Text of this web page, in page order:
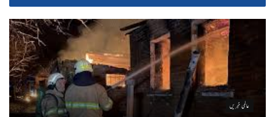
عالمی خبریں